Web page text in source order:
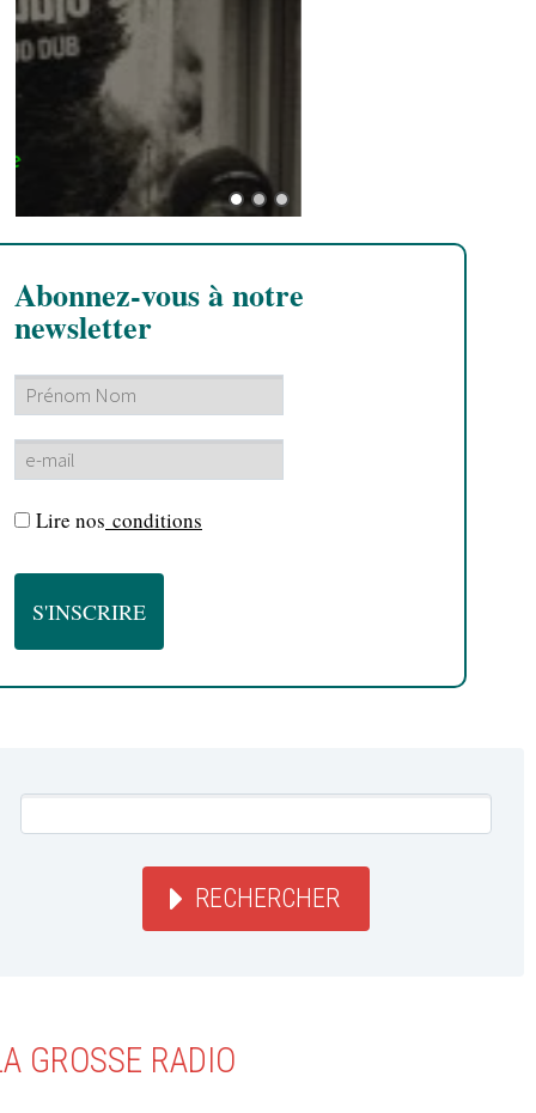
Abonnez-vous à notre
newsletter
Lire nos conditions
RECHERCHER
GROSSE RADIO